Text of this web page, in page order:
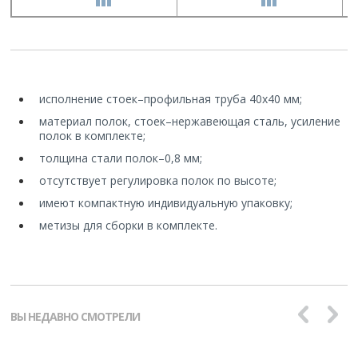
исполнение стоек–профильная труба 40х40 мм;
материал полок, стоек–нержавеющая сталь, усиление
полок в комплекте;
толщина стали полок–0,8 мм;
отсутствует регулировка полок по высоте;
имеют компактную индивидуальную упаковку;
метизы для сборки в комплекте.
ВЫ НЕДАВНО СМОТРЕЛИ